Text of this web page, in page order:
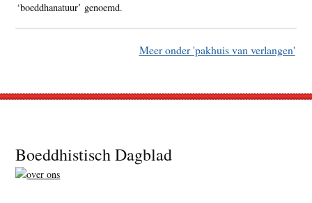
‘boeddhanatuur’ genoemd.
Meer onder 'pakhuis van verlangen'
Footer
Boeddhistisch Dagblad